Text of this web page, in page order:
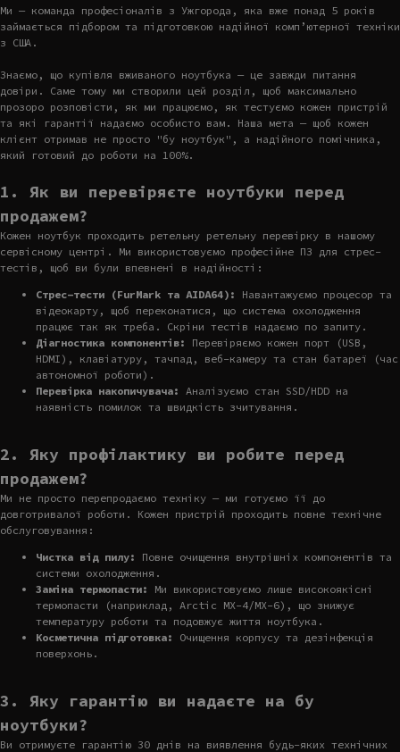
Ми — команда професіоналів з Ужгорода, яка вже понад 5 років
займається підбором та підготовкою надійної комп’ютерної техніки
з США.
Знаємо, що купівля вживаного ноутбука — це завжди питання
довіри. Саме тому ми створили цей розділ, щоб максимально
прозоро розповісти, як ми працюємо, як тестуємо кожен пристрій
та які гарантії надаємо особисто вам. Наша мета — щоб кожен
клієнт отримав не просто "бу ноутбук", а надійного помічника,
який готовий до роботи на 100%.
1. Як ви перевіряєте ноутбуки перед
продажем?
Кожен ноутбук проходить ретельну ретельну перевірку в нашому
сервісному центрі. Ми використовуємо професійне ПЗ для стрес-
тестів, щоб ви були впевнені в надійності:
Стрес-тести (FurMark та AIDA64):
Навантажуємо процесор та
відеокарту, щоб переконатися, що система охолодження
працює так як треба. Скріни тестів надаємо по запиту.
Діагностика компонентів:
Перевіряємо кожен порт (USB,
HDMI), клавіатуру, тачпад, веб-камеру та стан батареї (час
автономної роботи).
Перевірка накопичувача:
Аналізуємо стан SSD/HDD на
наявність помилок та швидкість зчитування.
2. Яку профілактику ви робите перед
продажем?
Ми не просто перепродаємо техніку — ми готуємо її до
довготривалої роботи. Кожен пристрій проходить повне технічне
обслуговування:
Чистка від пилу:
Повне очищення внутрішніх компонентів та
системи охолодження.
Заміна термопасти:
Ми використовуємо лише високоякісні
термопасти (наприклад, Arctic MX-4/MX-6), що знижує
температуру роботи та подовжує життя ноутбука.
Косметична підготовка:
Очищення корпусу та дезінфекція
поверхонь.
3. Яку гарантію ви надаєте на бу
ноутбуки?
Ви отримуєте гарантію 30 днів на виявлення будь-яких технічних